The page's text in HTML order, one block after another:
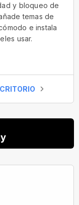
y bloqueo de
temas de
e instala
usar.